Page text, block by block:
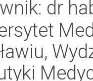
dr